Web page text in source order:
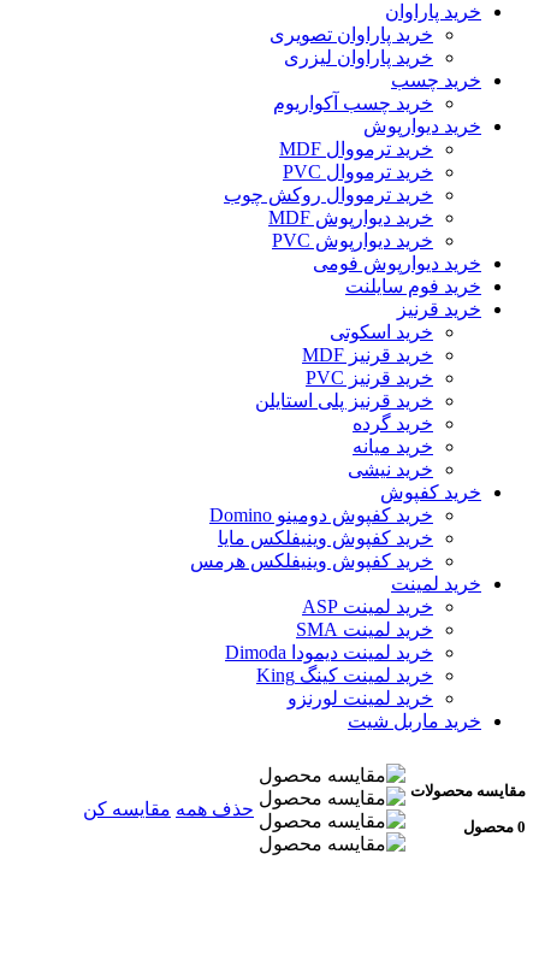
خرید پاراوان
خرید پاراوان تصویری
خرید پاراوان لیزری
خرید چسب
خرید چسب آکواریوم
خرید دیوارپوش
خرید ترمووال MDF
خرید ترمووال PVC
خرید ترمووال روکش چوب
خرید دیوارپوش MDF
خرید دیوارپوش PVC
خرید دیوارپوش فومی
خرید فوم سایلنت
خرید قرنیز
خرید اسکوتی
خرید قرنیز MDF
خرید قرنیز PVC
خرید قرنیز پلی استایلن
خرید گرده
خرید میانه
خرید نیشی
خرید کفپوش
خرید کفپوش دومینو Domino
خرید کفپوش وینیفلکس مایا
خرید کفپوش وینیفلکس هرمس
خرید لمینت
خرید لمینت ASP
خرید لمینت SMA
خرید لمینت دیمودا Dimoda
خرید لمینت کینگ King
خرید لمینت لورنزو
خرید ماربل شیت
مقایسه محصولات
0 محصول
حذف همه مقایسه کن